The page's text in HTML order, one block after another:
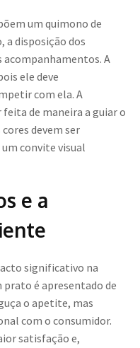
um quimono de
a disposição dos
acompanhamentos. A
ele deve
com ela. A
de maneira a guiar o
devem ser
convite visual
e a
significativo na
prato é apresentado de
o apetite, mas
com o consumidor.
satisfação e,